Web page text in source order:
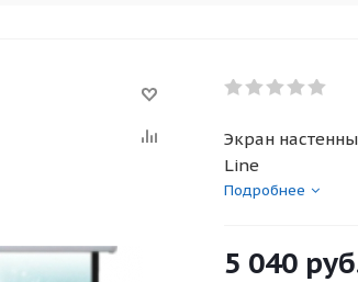
Экран
Line
Подробнее
5 040